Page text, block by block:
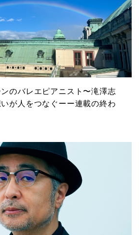
ンのバレエピアニスト〜滝澤志
が人をつなぐーー連載の終わ